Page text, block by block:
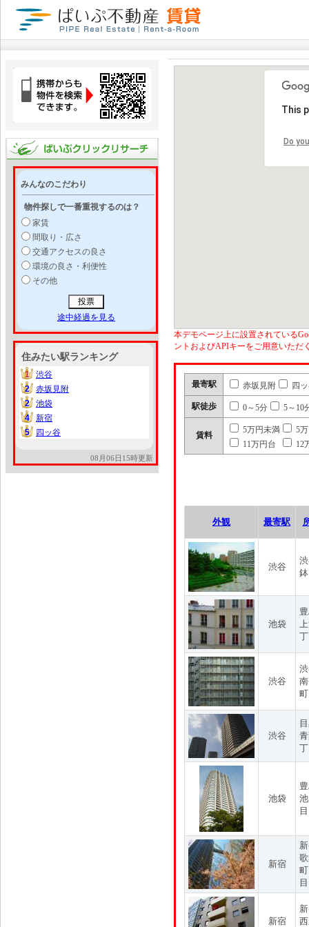
みんなのこだわり
物件探しで一番重視するのは？
家賃
間取り・広さ
交通アクセスの良さ
環境の良さ・利便性
その他
途中経過を見る
住みたい駅ランキング
1
1
渋谷
2
2
赤坂見附
2
2
池袋
4
4
新宿
5
5 四ッ谷
08月06日15時更新
This
Do
本デモページ上に設置されている
ントおよびAPIキーをご用意いただ
最寄駅 赤坂見附 四
駅徒歩 0～5分 5～10
賃料
5万円未満
5
11万円台
12
外観 最寄駅
渋谷
池袋
渋谷
渋谷
池袋
目
新宿
目
新宿